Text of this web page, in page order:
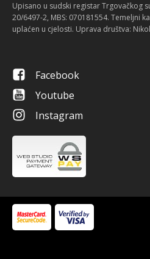
Upisano u sudski registar Trgovačkog
20/6497-2, MBS: 070181554. Temeljni
uplaćen u cjelosti. Uprava društva:
Facebook
Youtube
Instagram